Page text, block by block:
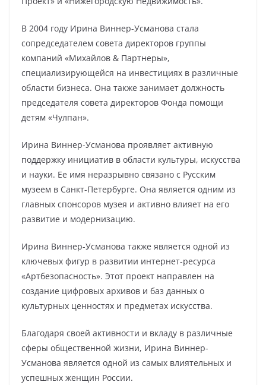
В 2004 году Ирина Виннер-Усманова стала
сопредседателем совета директоров группы
компаний «Михайлов & Партнеры»,
специализирующейся на инвестициях в различные
области бизнеса. Она также занимает должность
председателя совета директоров Фонда помощи
детям «Чулпан».
Ирина Виннер-Усманова проявляет активную
поддержку инициатив в области культуры, искусства
и науки. Ее имя неразрывно связано с Русским
музеем в Санкт-Петербурге. Она является одним из
главных спонсоров музея и активно влияет на его
развитие и модернизацию.
Ирина Виннер-Усманова также является одной из
ключевых фигур в развитии интернет-ресурса
«Артбезопасность». Этот проект направлен на
создание цифровых архивов и баз данных о
культурных ценностях и предметах искусства.
Благодаря своей активности и вкладу в различные
сферы общественной жизни, Ирина Виннер-
Усманова является одной из самых влиятельных и
успешных женщин России.